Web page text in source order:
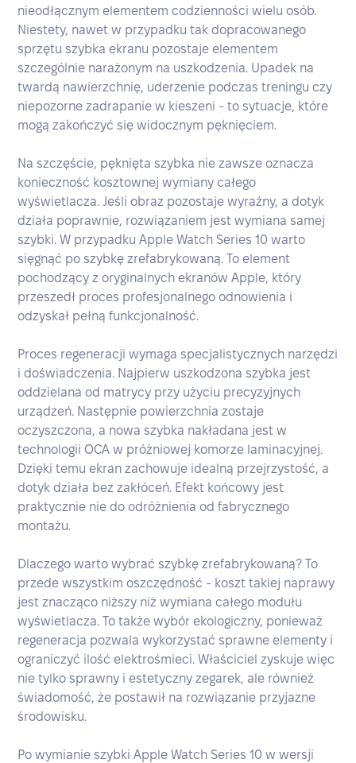
nieodłącznym elementem codzienności wielu osób.
Niestety, nawet w przypadku tak dopracowanego
sprzętu szybka ekranu pozostaje elementem
szczególnie narażonym na uszkodzenia. Upadek na
twardą nawierzchnię, uderzenie podczas treningu czy
niepozorne zadrapanie w kieszeni - to sytuacje, które
mogą zakończyć się widocznym pęknięciem.
Na szczęście, pęknięta szybka nie zawsze oznacza
konieczność kosztownej wymiany całego
wyświetlacza. Jeśli obraz pozostaje wyraźny, a dotyk
działa poprawnie, rozwiązaniem jest wymiana samej
szybki. W przypadku Apple Watch Series 10 warto
sięgnąć po szybkę zrefabrykowaną. To element
pochodzący z oryginalnych ekranów Apple, który
przeszedł proces profesjonalnego odnowienia i
odzyskał pełną funkcjonalność.
Proces regeneracji wymaga specjalistycznych narzędzi
i doświadczenia. Najpierw uszkodzona szybka jest
oddzielana od matrycy przy użyciu precyzyjnych
urządzeń. Następnie powierzchnia zostaje
oczyszczona, a nowa szybka nakładana jest w
technologii OCA w próżniowej komorze laminacyjnej.
Dzięki temu ekran zachowuje idealną przejrzystość, a
dotyk działa bez zakłóceń. Efekt końcowy jest
praktycznie nie do odróżnienia od fabrycznego
montażu.
Dlaczego warto wybrać szybkę zrefabrykowaną? To
przede wszystkim oszczędność - koszt takiej naprawy
jest znacząco niższy niż wymiana całego modułu
wyświetlacza. To także wybór ekologiczny, ponieważ
regeneracja pozwala wykorzystać sprawne elementy i
ograniczyć ilość elektrośmieci. Właściciel zyskuje więc
nie tylko sprawny i estetyczny zegarek, ale również
świadomość, że postawił na rozwiązanie przyjazne
środowisku.
Po wymianie szybki Apple Watch Series 10 w wersji